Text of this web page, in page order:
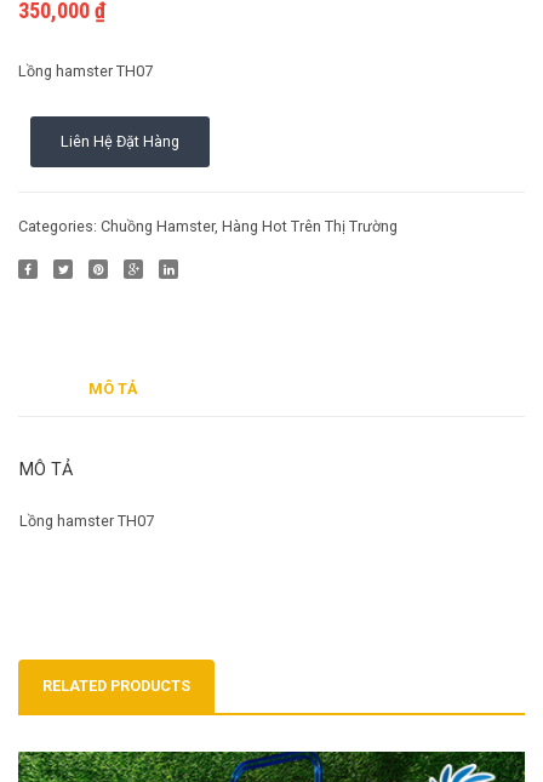
350,000₫
Lồng hamster TH07
Liên Hệ Đặt Hàng
Categories: Chuồng Hamster, Hàng Hot Trên Thị Trường
MÔ TẢ
MÔ TẢ
Lồng hamster TH07
RELATED PRODUCTS